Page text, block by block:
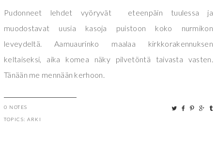
Pudonneet lehdet vyöryvät eteenpäin tuulessa ja
muodostavat uusia kasoja puistoon koko nurmikon
leveydeltä. Aamuaurinko maalaa kirkkorakennuksen
keltaiseksi, aika komea näky pilvetöntä taivasta vasten.
Tänään me mennään kerhoon.
0 NOTES
TOPICS: ARKI